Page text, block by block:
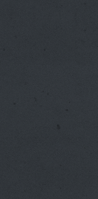
Sous le